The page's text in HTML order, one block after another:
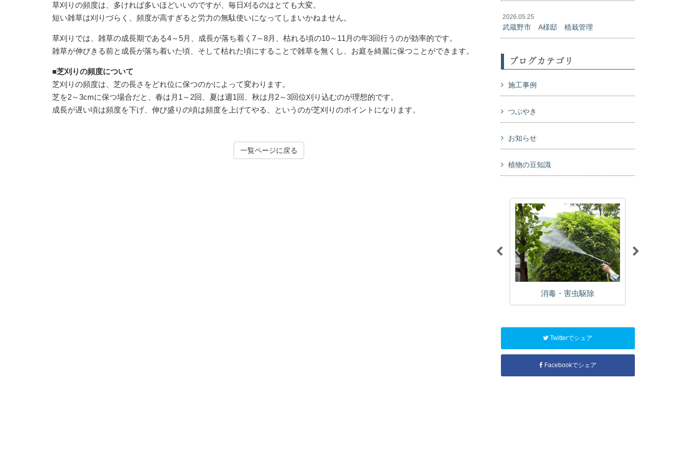
草刈りの頻度は、多ければ多いほどいいのですが、毎日刈るのはとても大変。
短い雑草は刈りづらく、頻度が高すぎると労力の無駄使いになってしまいかねません。
草刈りでは、雑草の成長期である4～5月、成長が落ち着く7～8月、枯れる頃の10～11月の年3回行うのが効率的です。
雑草が伸びきる前と成長が落ち着いた頃、そして枯れた頃にすることで雑草を無くし、お庭を綺麗に保つことができます。
■芝刈りの頻度について
芝刈りの頻度は、芝の長さをどれ位に保つのかによって変わります。
芝を2～3cmに保つ場合だと、春は月1～2回、夏は週1回、秋は月2～3回位刈り込むのが理想的です。
成長が遅い頃は頻度を下げ、伸び盛りの頃は頻度を上げてやる、というのが芝刈りのポイントになります。
一覧ページに戻る
2026.05.25
武蔵野市 A様邸 植栽管理
ブログカテゴリ
施工事例
つぶやき
お知らせ
植物の豆知識
消毒・害虫駆除
Twitterでシェア
Facebookでシェア